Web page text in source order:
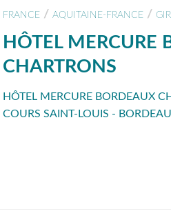
FRANCE / AQUITAINE-FRANCE /
HÔTEL MERCURE
CHARTRONS
HÔTEL MERCURE BORDEAUX
COURS SAINT-LOUIS -